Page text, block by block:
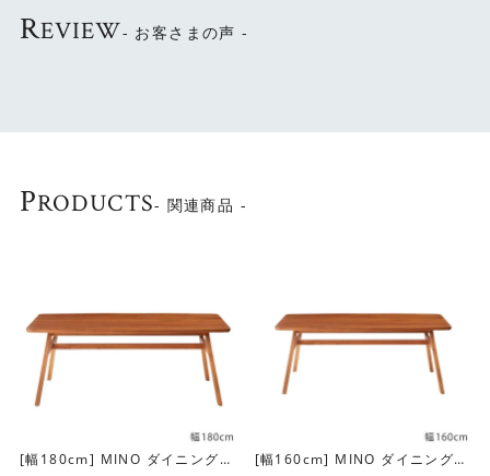
REVIEW- お客さまの声 -
PRODUCTS- 関連商品 -
[幅180cm] MINO ダイニングテ
[幅160cm] MINO ダイニングテ